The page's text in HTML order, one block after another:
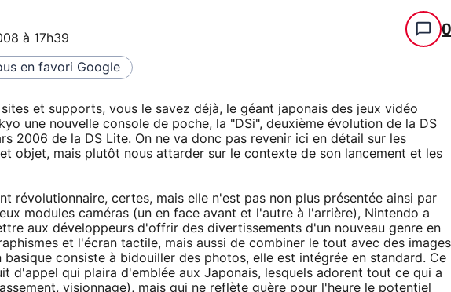
à 17h39 0
en favori Google
et supports, vous le savez déjà, le géant japonais des jeux vidéo
une nouvelle console de poche, la "DSi", deuxième évolution de la DS
2006 de la DS Lite. On ne va donc pas revenir ici en détail sur les
objet, mais plutôt nous attarder sur le contexte de son lancement et les
révolutionnaire, certes, mais elle n'est pas non plus présentée ainsi par
modules caméras (un en face avant et l'autre à l'arrière), Nintendo a
aux développeurs d'offrir des divertissements d'un nouveau genre en
et l'écran tactile, mais aussi de combiner le tout avec des images
basique consiste à bidouiller des photos, elle est intégrée en standard. Ce
d'appel qui plaira d'emblée aux Japonais, lesquels adorent tout ce qui a
visionnage), mais qui ne reflète guère pour l'heure le potentiel